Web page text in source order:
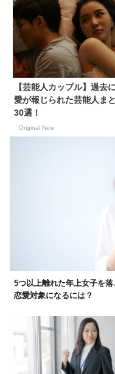
【芸能人カップル】過去
愛が報じられた芸能人ま
30選！
Original New
5つ以上離れた年上女子を
恋愛対象になるには？